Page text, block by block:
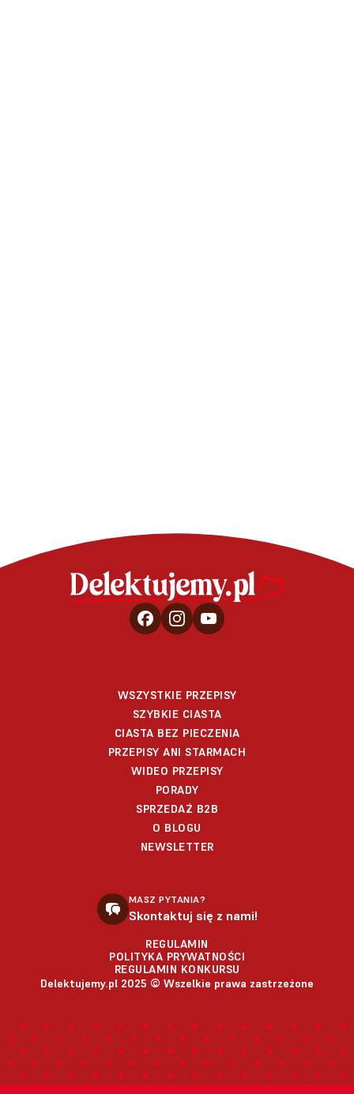
WSZYSTKIE PRZEPISY
SZYBKIE CIASTA
CIASTA BEZ PIECZENIA
PRZEPISY ANI STARMACH
WIDEO PRZEPISY
PORADY
SPRZEDAŻ B2B
O BLOGU
NEWSLETTER
MASZ PYTANIA?
Skontaktuj się z nami!
REGULAMIN
POLITYKA PRYWATNOŚCI
REGULAMIN KONKURSU
Delektujemy.pl 2025 © Wszelkie prawa zastrzeżone